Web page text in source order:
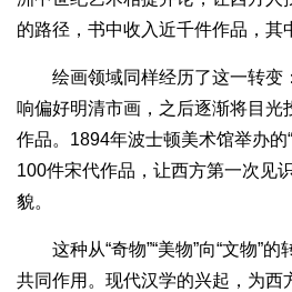
的路径，书中收入近千件作品，其
绘画领域同样经历了这一转变
响偏好明清市画，之后逐渐将目光
作品。1894年波士顿美术馆举办的
100件宋代作品，让西方第一次见
貌。
这种从“奇物”“美物”向“文物”的
共同作用。现代汉学的兴起，为西